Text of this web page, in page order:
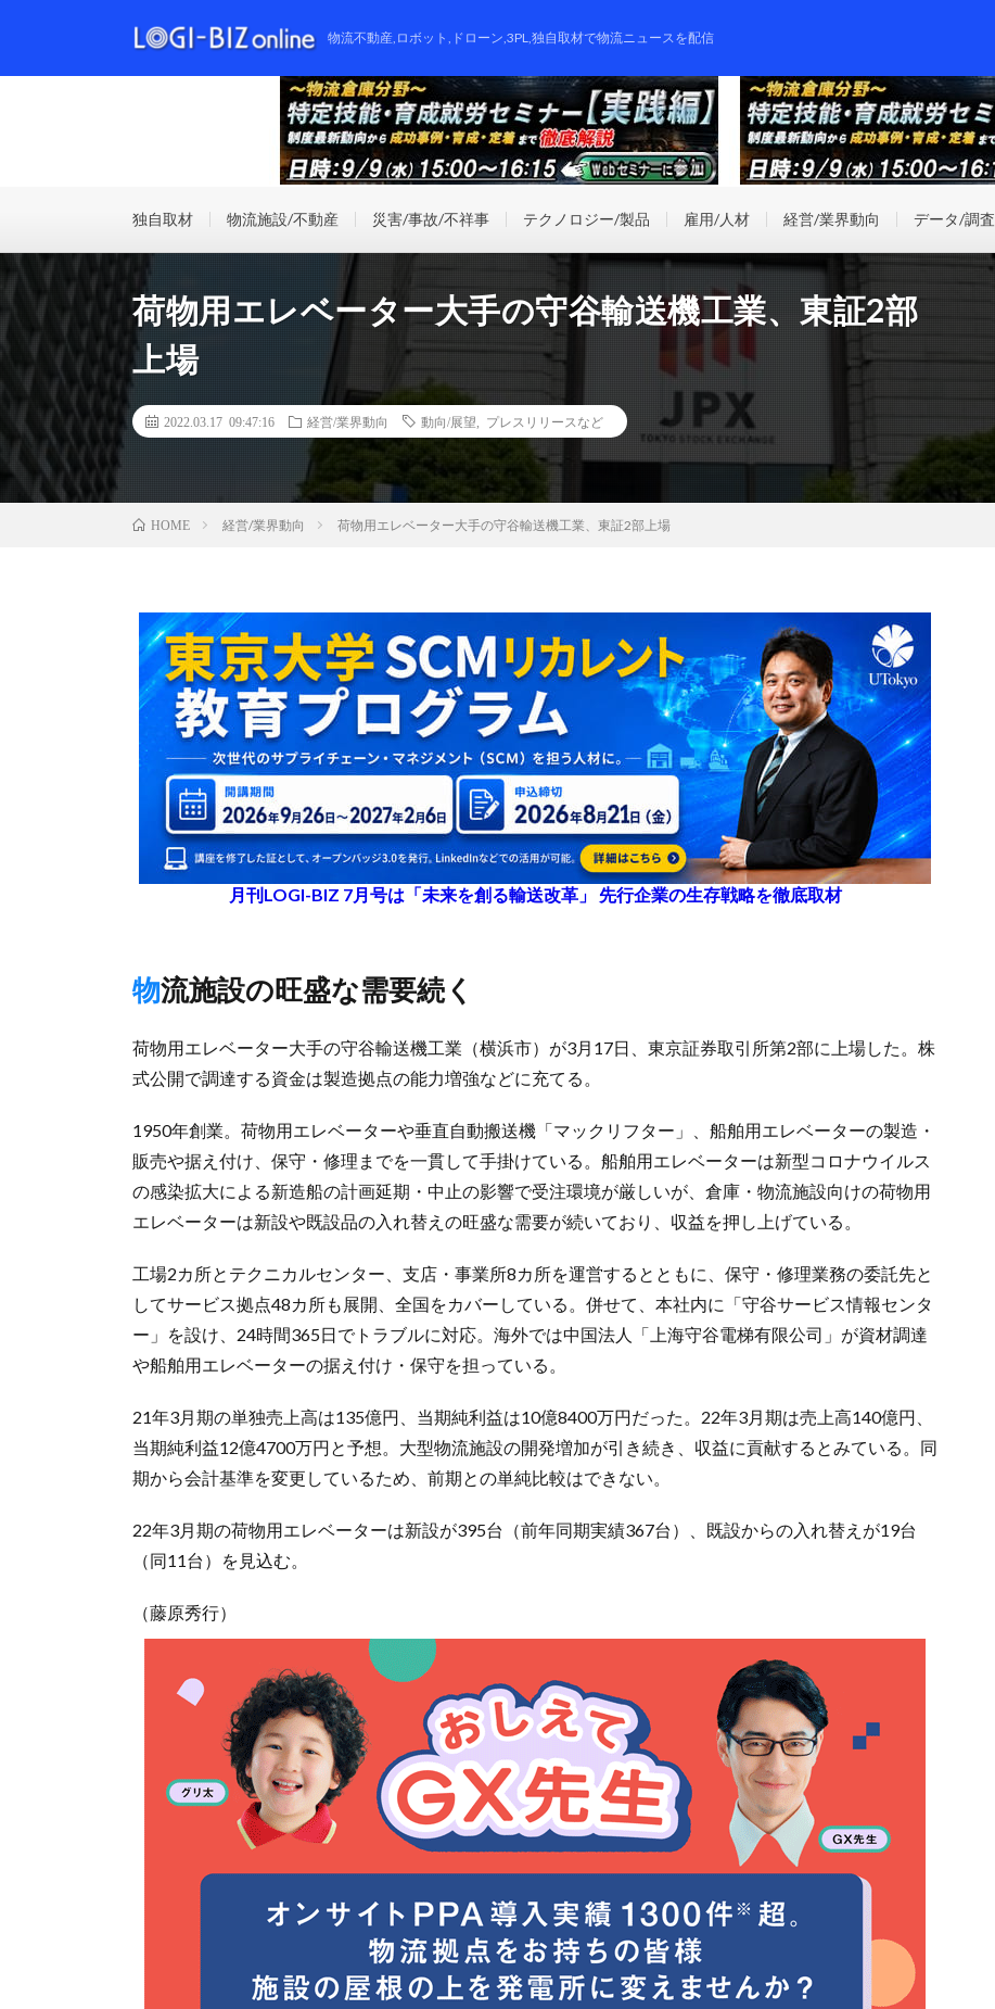
物流不動産,ロボット,ドローン,3PL,独自取材で物流ニュースを配信
独自取材 物流施設/不動産 災害/事故/不祥事 テクノロジー/製品 雇用/人材 経営/業界動向 データ/調査
荷物用エレベーター大手の守谷輸送機工業、東証2部
上場
2022.03.17 09:47:16 経営/業界動向 動向/展望 プレスリリースなど
HOME 経営/業界動向 荷物用エレベーター大手の守谷輸送機工業、東証2部上場
月刊LOGI-BIZ 7月号は「未来を創る輸送改革」 先行企業の生存戦略を徹底取材
物流施設の旺盛な需要続く
荷物用エレベーター大手の守谷輸送機工業（横浜市）が3月17日、東京証券取引所第2部に上場した。株
式公開で調達する資金は製造拠点の能力増強などに充てる。
1950年創業。荷物用エレベーターや垂直自動搬送機「マックリフター」、船舶用エレベーターの製造・
販売や据え付け、保守・修理までを一貫して手掛けている。船舶用エレベーターは新型コロナウイルス
の感染拡大による新造船の計画延期・中止の影響で受注環境が厳しいが、倉庫・物流施設向けの荷物用
エレベーターは新設や既設品の入れ替えの旺盛な需要が続いており、収益を押し上げている。
工場2カ所とテクニカルセンター、支店・事業所8カ所を運営するとともに、保守・修理業務の委託先と
してサービス拠点48カ所も展開、全国をカバーしている。併せて、本社内に「守谷サービス情報センタ
ー」を設け、24時間365日でトラブルに対応。海外では中国法人「上海守谷電梯有限公司」が資材調達
や船舶用エレベーターの据え付け・保守を担っている。
21年3月期の単独売上高は135億円、当期純利益は10億8400万円だった。22年3月期は売上高140億円、
当期純利益12億4700万円と予想。大型物流施設の開発増加が引き続き、収益に貢献するとみている。同
期から会計基準を変更しているため、前期との単純比較はできない。
22年3月期の荷物用エレベーターは新設が395台（前年同期実績367台）、既設からの入れ替えが19台
（同11台）を見込む。
（藤原秀行）